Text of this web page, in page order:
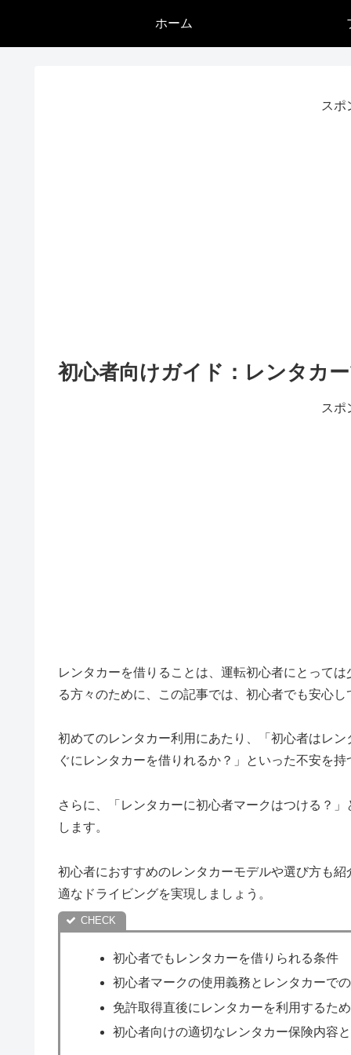
ホーム
スポ
初心者向けガイド：レンタカ
スポ
レンタカーを借りることは、運転初心者にとって
る方々のために、この記事では、初心者でも安心
初めてのレンタカー利用にあたり、「初心者はレ
ぐにレンタカーを借りれるか？」といった不安を
さらに、「レンタカーに初心者マークはつける？
します。
初心者におすすめのレンタカーモデルや選び方も
適なドライビングを実現しましょう。
初心者でもレンタカーを借りられる条件
初心者マークの使用義務とレンタカーで
免許取得直後にレンタカーを利用するた
初心者向けの適切なレンタカー保険内容